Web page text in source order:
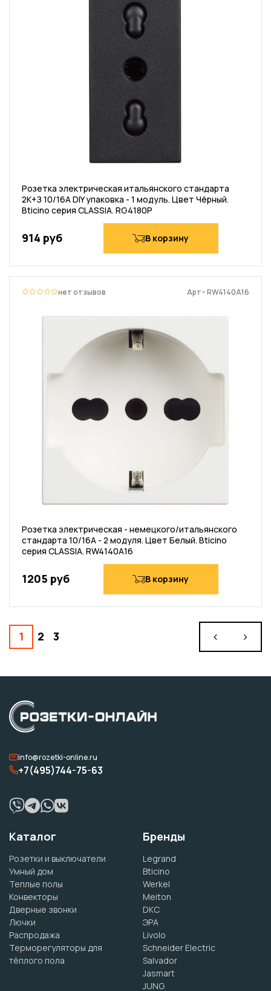
Розетка электрическая итальянского стандарта
2К+З 10/16А DIY упаковка - 1 модуль. Цвет Чёрный.
Bticino серия CLASSIA. RG4180P
914 руб В корзину
нет отзывов Арт– RW4140A16
Розетка электрическая - немецкого/итальянского
стандарта 10/16А - 2 модуля. Цвет Белый. Bticino
серия CLASSIA. RW4140A16
1205 руб В корзину
1 2 3
info@rozetki-online.ru
+7(495)744-75-63
Каталог
Розетки и выключатели
Умный дом
Теплые полы
Конвекторы
Дверные звонки
Лючки
Распродажа
Терморегуляторы для
тёплого пола
Бренды
Legrand
Bticino
Werkel
Meiton
DKC
ЭРА
Livolo
Schneider Electric
Salvador
Jasmart
JUNG